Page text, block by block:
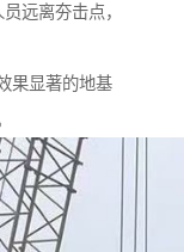
远离夯击点，
果显著的地基